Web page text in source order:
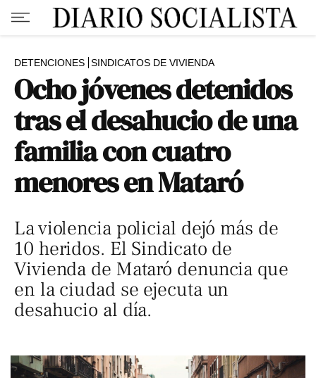
DETENCIONES SINDICATOS DE VIVIENDA
Ocho jóvenes detenidos
tras el desahucio de una
familia con cuatro
menores en Mataró
La violencia policial dejó más de
10 heridos. El Sindicato de
Vivienda de Mataró denuncia que
en la ciudad se ejecuta un
desahucio al día.